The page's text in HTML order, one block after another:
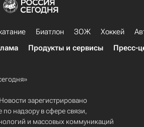
Биатлон ЗОЖ Хоккей
Продукты и сервисы Пресс-
зарегистрировано
надзору в сфере связи,
и массовых коммуникаций